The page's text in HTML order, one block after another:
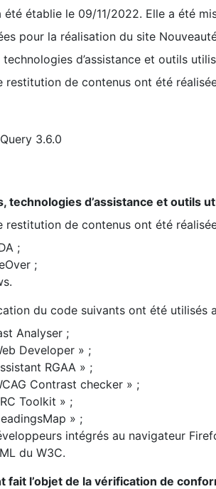
établie le 09/11/2022. Elle a été
pour la réalisation du site
d’assistance et outils
restitution de contenus ont été
3.6.0
technologies d’assistance et outils
restitution de contenus ont été
;
;
du code suivants ont été utilisés
Analyser ;
Developer » ;
RGAA » ;
Contrast checker » ;
Toolkit » ;
» ;
intégrés au navigateur
du W3C.
fait l’objet de la vérification de